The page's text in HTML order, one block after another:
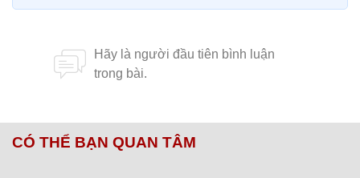
CÓ THỂ BẠN QUAN TÂM